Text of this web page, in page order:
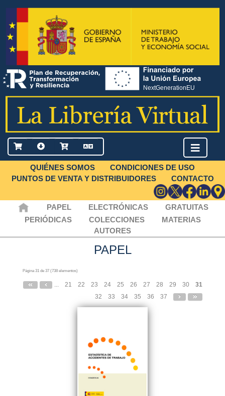
QUIÉNES SOMOS
CONDICIONES DE USO
PUNTOS DE VENTA Y DISTRIBUIDORES
CONTACTO
PAPEL ELECTRÓNICAS
GRATUITAS
PERIÓDICAS
COLECCIONES
MATERIAS
AUTORES
PAPEL
Página 31 de 37 (738 elementos)
21 22 23 24 25 26 27 28 29 30
31
32
33 34 35 36 37